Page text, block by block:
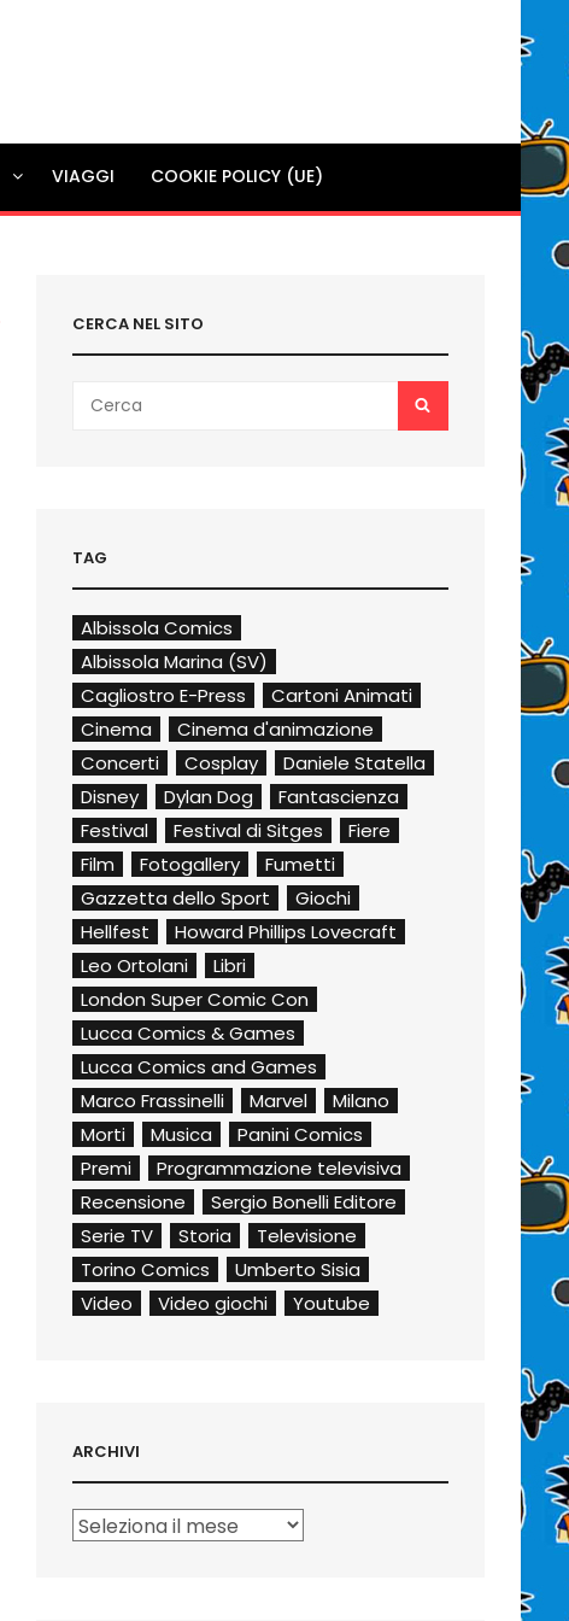
VIAGGI COOKIE POLICY (UE)
CERCA NEL SITO
for:
TAG
Albissola Comics
Albissola Marina (SV)
Cagliostro E-Press
Cartoni Animati
Cinema
Cinema d'animazione
Concerti
Cosplay
Daniele Statella
Disney
Dylan Dog
Fantascienza
Festival
Festival di Sitges
Fiere
Film
Fotogallery
Fumetti
Gazzetta dello Sport
Giochi
Hellfest
Howard Phillips Lovecraft
Leo Ortolani
Libri
London Super Comic Con
Lucca Comics & Games
Lucca Comics and Games
Marco Frassinelli
Marvel
Milano
Morti
Musica
Panini Comics
Premi
Programmazione televisiva
Recensione
Sergio Bonelli Editore
Serie TV
Storia
Televisione
Torino Comics
Umberto Sisia
Video
Video giochi Youtube
ARCHIVI
Archivi